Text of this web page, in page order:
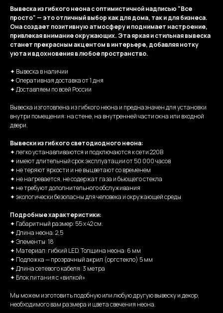
Вывеска из гибкого неона с оптимистичной надписью "Все
просто" — это отличный выбор как для дома, так и для бизнеса.
Она создает позитивную атмосферу и поднимает настроение,
привлекая внимание окружающих. Эта яркая и стильная вывеска
станет прекрасным акцентом в интерьере, добавляя нотку
уюта и вдохновения в любое пространство.
✦ Вывеска в наличии
✦ Оперативная доставка от 1 дня
✦ Доставляем по всей России
Вывеска изготовлена из гибкого неона и предназначен для установки
внутри помещения: на стене, на внутренней части окна или входной
двери.
Вывески из гибкого светодиодного неона:
✦ легко устанавливаются и подключаются к сети 220В
✦ имеют длительный срок эксплуатации от 50 000 часов
✦ не теряют яркости и не выцветают со временем
✦ не нагревается, не содержат газа и бьющего стекла
✦ не требуют дополнительного обслуживания
✦ экологически безопасны для человека и окружающей среды
Подробные характеристики:
✦ Габаритный размер: 55 х 42 см.
✦ Длина неона: 2,5
✦ Элементы: 18
✦ Материал: гибкий LED. Толщина неона: 6 мм
✦ Подложка — прозрачный акрил (оргстекло) 5 мм
✦ Длина сетевого кабеля: 3 метра
✦ Блок питания с «вилкой»
Мы можем изготовить подобную или любую другую вывеску и декор,
необходимого вам размера и цвета свечения неона.